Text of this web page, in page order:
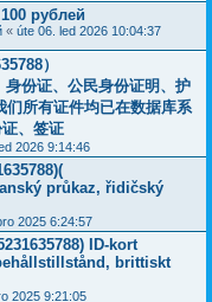
рублей
« úte 06. led 2026 10:04:37
）
份证、公民身份证明、护
们所有证件均已在数据库系
、签证
2026 9:14:46
průkaz, řidičský
2025 6:24:57
ID-kort
brittiskt
2025 9:21:05